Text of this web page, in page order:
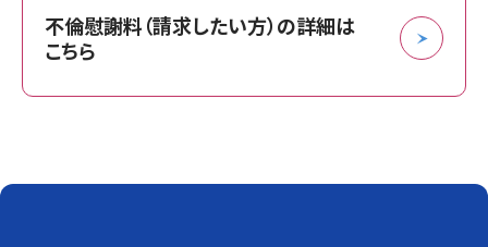
不倫慰謝料（請求したい方）の詳細は
こちら